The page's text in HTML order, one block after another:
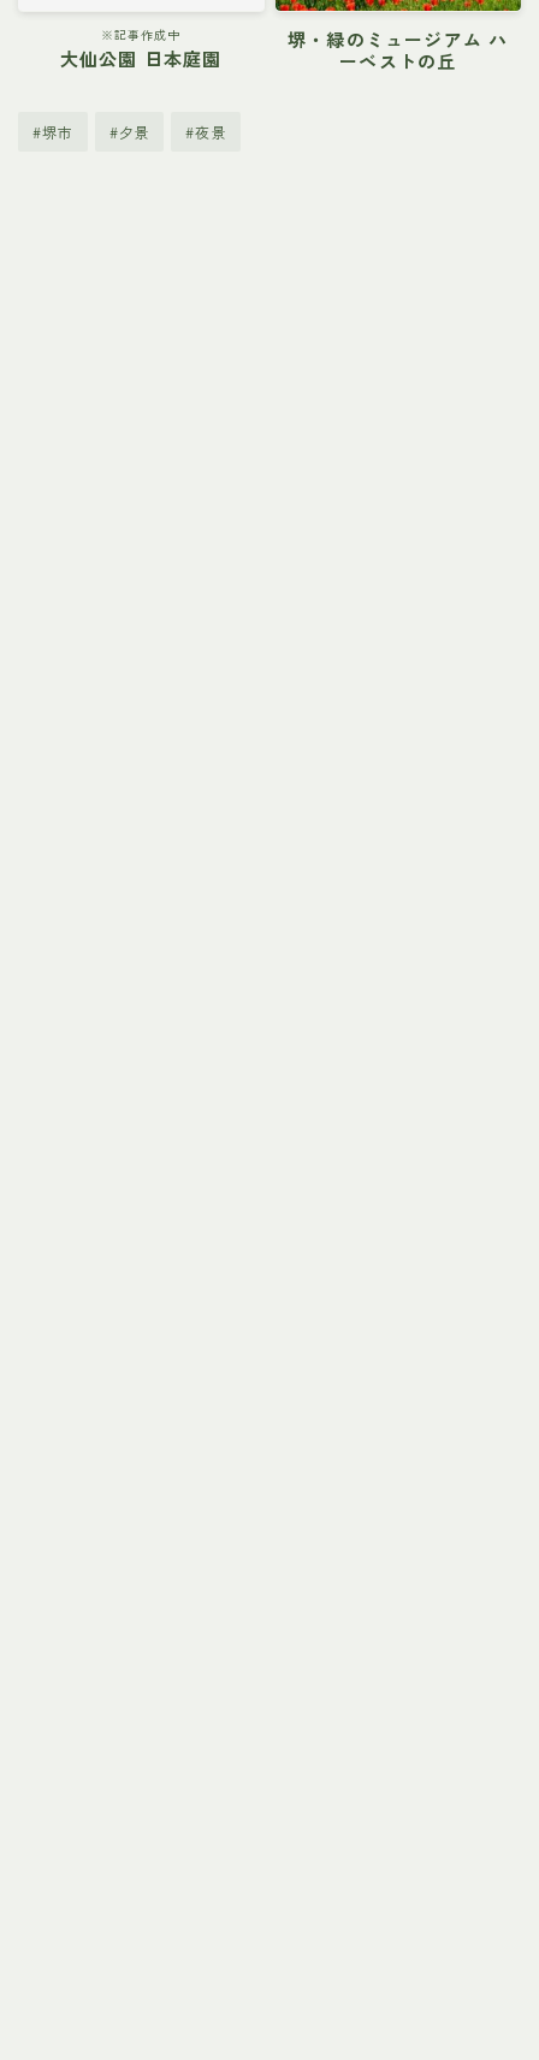
※記事作成中
大仙公園 日本庭園
堺・緑のミュージアム ハ
ーベストの丘
#堺市 #夕景 #夜景